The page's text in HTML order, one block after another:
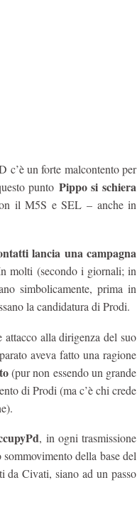
c’è un forte malcontento per
punto Pippo si schiera
il M5S e SEL – anche in
lancia una campagna
molti (secondo i giornali; in
simbolicamente, prima in
la candidatura di Prodi.
alla dirigenza del suo
aveva fatto una ragione
(pur non essendo un grande
di Prodi (ma c’è chi crede
, in ogni trasmissione
della base del
da Civati, siano ad un passo